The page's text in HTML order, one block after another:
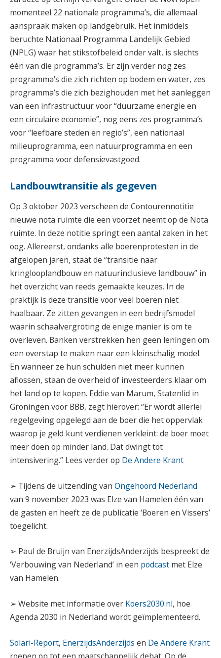
momenteel 22 nationale programma’s, die allemaal
aanspraak maken op landgebruik. Het inmiddels
beruchte Nationaal Programma Landelijk Gebied
(NPLG) waar het stikstofbeleid onder valt, is slechts
één van die programma’s. Er zijn verder nog zes
programma’s die zich richten op bodem en water, zes
programma’s die zich bezighouden met het aanleggen
van een infrastructuur voor “duurzame energie en
een circulaire economie”, nog eens zes programma’s
voor “leefbare steden en regio’s”, een nationaal
milieuprogramma, een natuurprogramma en een
programma voor defensievastgoed.
Landbouwtransitie als gegeven
Op 3 oktober 2023 verscheen de Contourennotitie
nieuwe nota ruimte die een voorzet neemt op de Nota
ruimte. In deze notitie springt een aantal ­zaken in het
oog. Allereerst, ondanks alle boerenprotesten in de
afgelopen jaren, staat de “transitie naar
kringlooplandbouw en natuurinclusieve landbouw” in
het overzicht van reeds gemaakte keuzes. In de
praktijk is deze transitie voor veel boeren niet
haalbaar. Ze zitten gevangen in een bedrijfsmodel
waarin schaalvergroting de enige manier is om te
overleven. Banken verstrekken hen geen leningen om
een overstap te maken naar een kleinschalig model.
En wanneer ze hun schulden niet meer kunnen
aflossen, staan de overheid of investeerders klaar om
het land op te kopen. Eddie van Marum, Statenlid in
Groningen voor BBB, zegt hierover: “Er wordt allerlei
regelgeving opgelegd aan de boer die het oppervlak
waarop je geld kunt verdienen verkleint: de boer moet
meer doen op minder land. Dat dwingt tot
intensivering.” Lees verder op De Andere Krant
➢ Tijdens de uitzending van Ongehoord Nederland
van 9 november 2023 was Elze van Hamelen één van
de gasten en heeft ze de publicatie ‘Boeren en Vissers’
toegelicht.
➢ Paul de Bruijn van EnerzijdsAnderzijds bespreekt de
‘Verbouwing van Nederland’ in een podcast met Elze
van Hamelen.
➢ Website met informatie over Koers2030.nl, hoe
Agenda 2030 in Nederland wordt geïmplementeerd.
Solari-Report, EnerzijdsAnderzijds en De Andere Krant
roepen op tot een maatschappelijk debat. Op de